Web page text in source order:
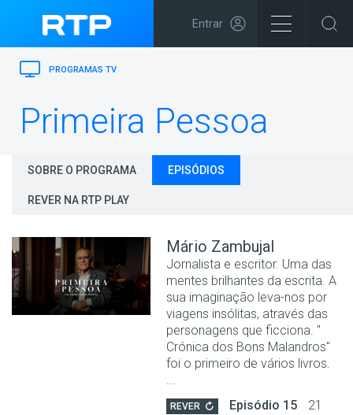
Entrar
PROGRAMAS TV
Primeira Pessoa
SOBRE O PROGRAMA EPISÓDIOS
REVER NA RTP PLAY
Mário Zambujal
Jornalista e escritor. Uma das
mentes brilhantes da escrita. A
sua imaginação leva-nos por
viagens insólitas, através das
personagens que ficciona. "
Crónica dos Bons Malandros"
foi o primeiro de vários livros.
REVER Episódio 15
21